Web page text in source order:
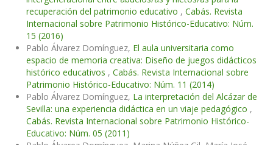
recuperación del patrimonio educativo , Cabás. Revista
Internacional sobre Patrimonio Histórico-Educativo: Núm.
15 (2016)
Pablo Álvarez Domínguez, El aula universitaria como
espacio de memoria creativa: Diseño de juegos didácticos
histórico educativos , Cabás. Revista Internacional sobre
Patrimonio Histórico-Educativo: Núm. 11 (2014)
Pablo Álvarez Domínguez, La interpretación del Alcázar de
Sevilla: una experiencia didáctica en un viaje pedagógico ,
Cabás. Revista Internacional sobre Patrimonio Histórico-
Educativo: Núm. 05 (2011)